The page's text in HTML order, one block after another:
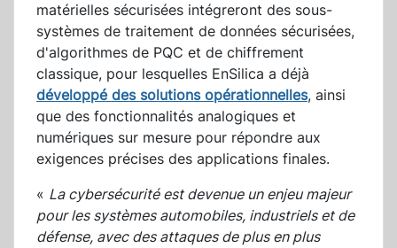
matérielles sécurisées intégreront des sous-
systèmes de traitement de données sécurisées,
d'algorithmes de PQC et de chiffrement
classique, pour lesquelles EnSilica a déjà
développé des solutions opérationnelles, ainsi
que des fonctionnalités analogiques et
numériques sur mesure pour répondre aux
exigences précises des applications finales.
« La cybersécurité est devenue un enjeu majeur
pour les systèmes automobiles, industriels et de
défense, avec des attaques de plus en plus